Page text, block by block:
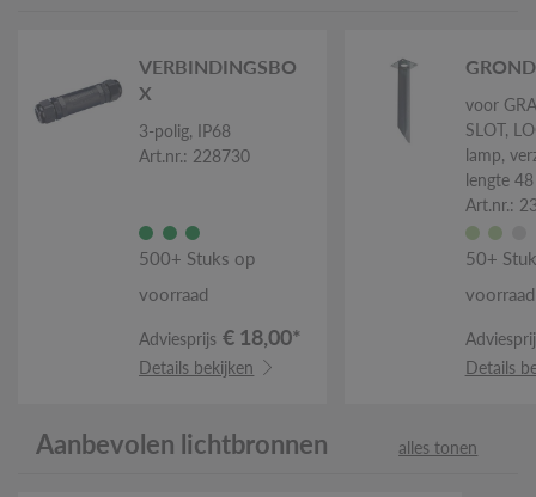
VERBINDINGSBO
X
3-polig, IP68
Art.nr.: 228730
500+ Stuks op
voorraad
Adviesprijs € 18,00*
Details bekijken
voor
SLOT,
lamp,
lengte
Art.nr.:
50+
voorraad
Details
Aanbevolen lichtbronnen alles tonen